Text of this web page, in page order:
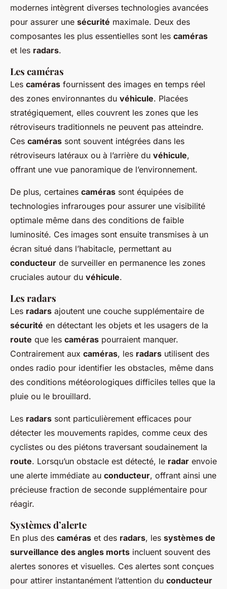
modernes intègrent diverses technologies avancées
pour assurer une sécurité maximale. Deux des
composantes les plus essentielles sont les caméras
et les radars.
Les caméras
Les caméras fournissent des images en temps réel
des zones environnantes du véhicule. Placées
stratégiquement, elles couvrent les zones que les
rétroviseurs traditionnels ne peuvent pas atteindre.
Ces caméras sont souvent intégrées dans les
rétroviseurs latéraux ou à l’arrière du véhicule,
offrant une vue panoramique de l’environnement.
De plus, certaines caméras sont équipées de
technologies infrarouges pour assurer une visibilité
optimale même dans des conditions de faible
luminosité. Ces images sont ensuite transmises à un
écran situé dans l’habitacle, permettant au
conducteur de surveiller en permanence les zones
cruciales autour du véhicule.
Les radars
Les radars ajoutent une couche supplémentaire de
sécurité en détectant les objets et les usagers de la
route que les caméras pourraient manquer.
Contrairement aux caméras, les radars utilisent des
ondes radio pour identifier les obstacles, même dans
des conditions météorologiques difficiles telles que la
pluie ou le brouillard.
Les radars sont particulièrement efficaces pour
détecter les mouvements rapides, comme ceux des
cyclistes ou des piétons traversant soudainement la
route. Lorsqu’un obstacle est détecté, le radar envoie
une alerte immédiate au conducteur, offrant ainsi une
précieuse fraction de seconde supplémentaire pour
réagir.
Systèmes d’alerte
En plus des caméras et des radars, les systèmes de
surveillance des angles morts incluent souvent des
alertes sonores et visuelles. Ces alertes sont conçues
pour attirer instantanément l’attention du conducteur